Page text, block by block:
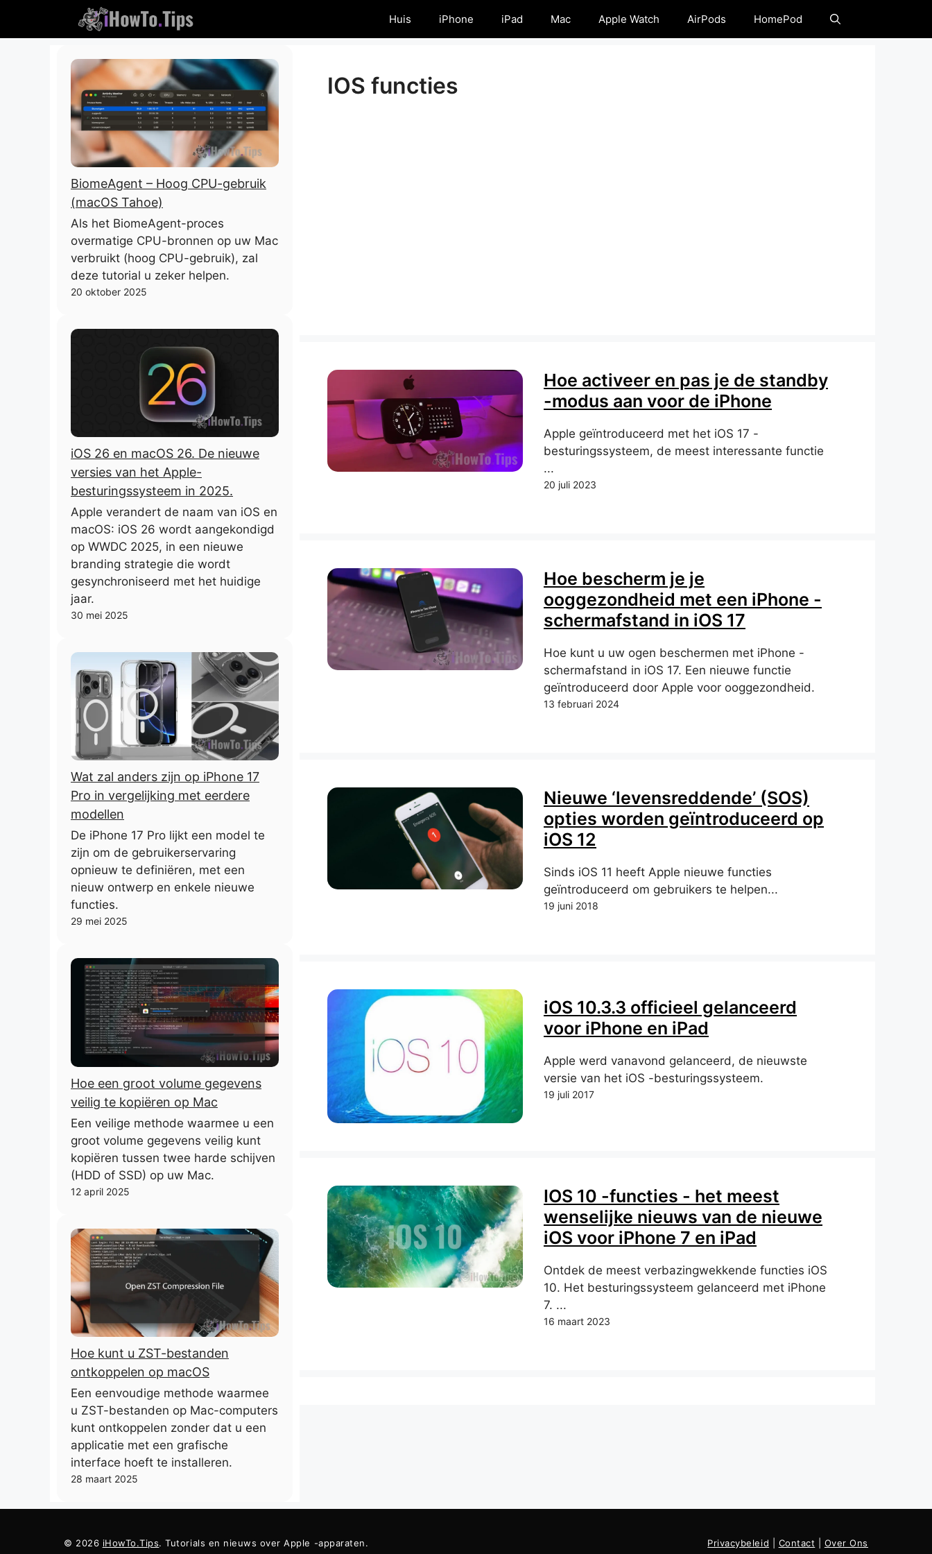
inhoud
Huis iPhone iPad Mac Apple Watch AirPods HomePod
IOS functies
Hoe activeer en pas je de standby
-modus aan voor de iPhone
Apple geïntroduceerd met het iOS 17 -
besturingssysteem, de meest interessante functie
...
20 juli 2023
Hoe bescherm je je
ooggezondheid met een iPhone -
schermafstand in iOS 17
Hoe kunt u uw ogen beschermen met iPhone -
schermafstand in iOS 17. Een nieuwe functie
geïntroduceerd door Apple voor ooggezondheid.
13 februari 2024
Nieuwe ‘levensreddende’ (SOS)
opties worden geïntroduceerd op
iOS 12
Sinds iOS 11 heeft Apple nieuwe functies
geïntroduceerd om gebruikers te helpen...
19 juni 2018
iOS 10.3.3 officieel gelanceerd
voor iPhone en iPad
Apple werd vanavond gelanceerd, de nieuwste
versie van het iOS -besturingssysteem.
19 juli 2017
IOS 10 -functies - het meest
wenselijke nieuws van de nieuwe
iOS voor iPhone 7 en iPad
Ontdek de meest verbazingwekkende functies iOS
10. Het besturingssysteem gelanceerd met iPhone
7. ...
16 maart 2023
BiomeAgent – ​​Hoog CPU-gebruik
(macOS Tahoe)
Als het BiomeAgent-proces
overmatige CPU-bronnen op uw Mac
verbruikt (hoog CPU-gebruik), zal
deze tutorial u zeker helpen.
20 oktober 2025
iOS 26 en macOS 26. De nieuwe
versies van het Apple-
besturingssysteem in 2025.
Apple verandert de naam van iOS en
macOS: iOS 26 wordt aangekondigd
op WWDC 2025, in een nieuwe
branding strategie die wordt
gesynchroniseerd met het huidige
jaar.
30 mei 2025
Wat zal anders zijn op iPhone 17
Pro in vergelijking met eerdere
modellen
De iPhone 17 Pro lijkt een model te
zijn om de gebruikerservaring
opnieuw te definiëren, met een
nieuw ontwerp en enkele nieuwe
functies.
29 mei 2025
Hoe een groot volume gegevens
veilig te kopiëren op Mac
Een veilige methode waarmee u een
groot volume gegevens veilig kunt
kopiëren tussen twee harde schijven
(HDD of SSD) op uw Mac.
12 april 2025
Hoe kunt u ZST-bestanden
ontkoppelen op macOS
Een eenvoudige methode waarmee
u ZST-bestanden op Mac-computers
kunt ontkoppelen zonder dat u een
applicatie met een grafische
interface hoeft te installeren.
28 maart 2025
© 2026 iHowTo.Tips. Tutorials en nieuws over Apple -apparaten. Privacybeleid Contact Over Ons